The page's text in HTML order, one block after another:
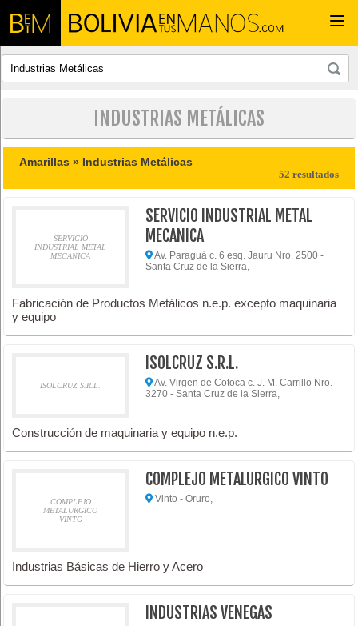
INDUSTRIAS METÁLICAS
Amarillas » Industrias Metálicas
52 resultados
SERVICIO
INDUSTRIAL METAL
MECANICA
SERVICIO INDUSTRIAL METAL
MECANICA
Av. Paraguá c. 6 esq. Jauru Nro. 2500 -
Santa Cruz de la Sierra,
Fabricación de Productos Metálicos n.e.p. excepto maquinaria
y equipo
ISOLCRUZ S.R.L.
ISOLCRUZ S.R.L.
Av. Virgen de Cotoca c. J. M. Carrillo Nro.
3270 - Santa Cruz de la Sierra,
Construcción de maquinaria y equipo n.e.p.
COMPLEJO
METALURGICO
VINTO
COMPLEJO METALURGICO VINTO
Vinto - Oruro,
Industrias Básicas de Hierro y Acero
INDUSTRIAS VENEGAS